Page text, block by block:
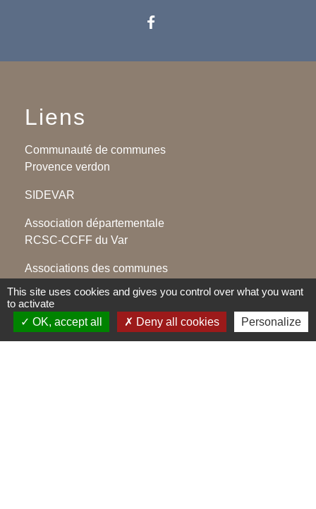
Liens
Communauté de communes
Provence verdon
SIDEVAR
Association départementale
RCSC-CCFF du Var
Associations des communes
forestières du Var
Association des maires du Var
This site uses cookies and gives you control over what you want
to activate
OK, accept all
Deny all cookies Personalize